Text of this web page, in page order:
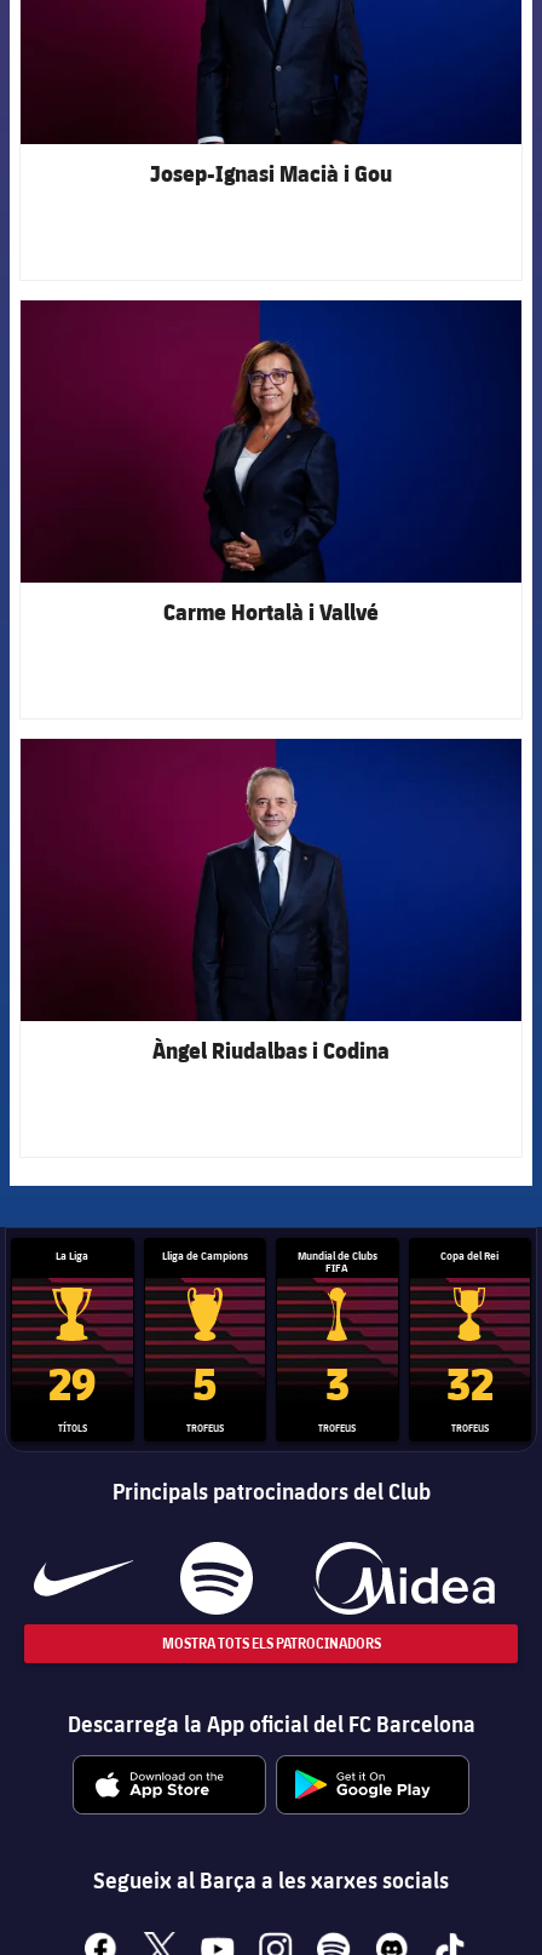
Josep-Ignasi Macià i Gou
Carme Hortalà i Vallvé
Àngel Riudalbas i Codina
La Liga
Trofeu de la Liga
29
TÍTOLS
Lliga de Campions
Trofeu de la Lliga de Campions
5
TROFEUS
Mundial de Clubs
FIFA
Trofeu del Mundial de Clubs
3
TROFEUS
Copa del Rei
Copa del
32
TROFEUS
Principals patrocinadors del Club
MOSTRA TOTS ELS PATROCINADORS
Descarrega la App oficial del FC Barcelona
Segueix al Barça a les xarxes socials
facebook
x youtubeinstagramspotify discord tiktok